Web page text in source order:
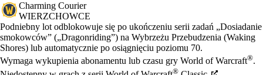
Charming Courier
WIERZCHOWCE
Cena
Available actions
Podniebny lot odblokowuje się po ukończeniu serii zadań „Dosiadanie
smokowców” („Dragonriding”) na Wybrzeżu Przebudzenia (Waking
Shores) lub automatycznie po osiągnięciu poziomu 70.
Wymaga wykupienia abonamentu lub czasu gry World of Warcraft®.
®